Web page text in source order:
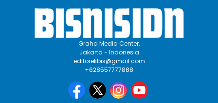
Graha Media Center,
Jakarta - Indonesia
editorekbis@gmail.com
+628557777888